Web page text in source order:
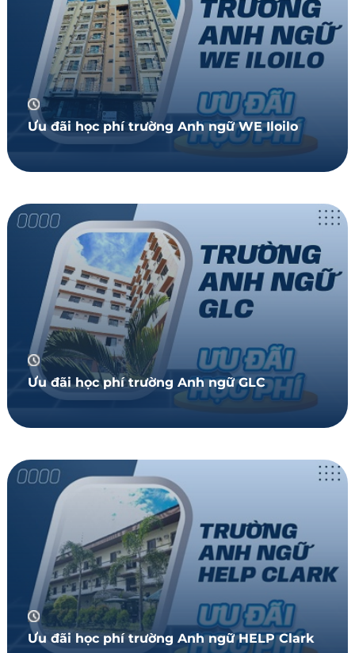
Ưu đãi học phí trường Anh ngữ WE Iloilo
Ưu đãi học phí trường Anh ngữ GLC
Ưu đãi học phí trường Anh ngữ HELP Clark